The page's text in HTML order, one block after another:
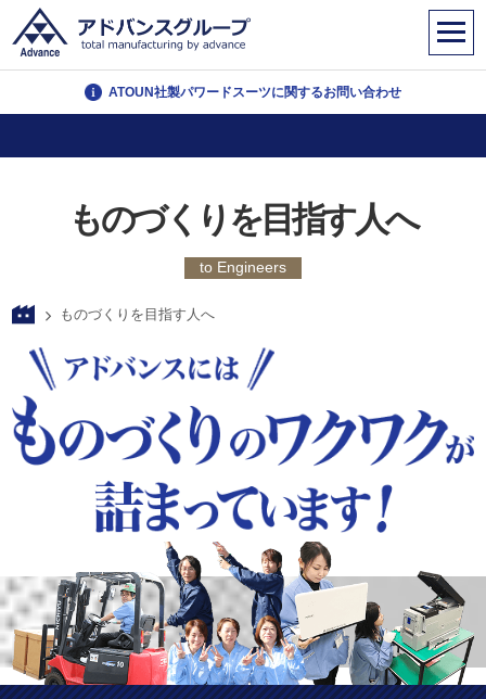
ATOUN社製パワードスーツに関するお問い合わせ
ものづくりを目指す人へ
to Engineers
ものづくりを目指す人へ